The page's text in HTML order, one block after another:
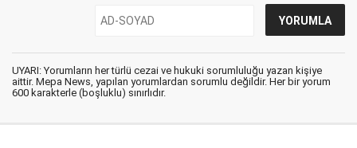
UYARI: Yorumların her türlü cezai ve hukuki sorumluluğu yazan kişiye
aittir. Mepa News, yapılan yorumlardan sorumlu değildir. Her bir yorum
600 karakterle (boşluklu) sınırlıdır.